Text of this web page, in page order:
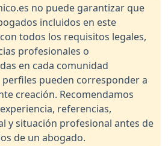
no puede garantizar que
incluidos en este
todos los requisitos legales,
profesionales o
en cada comunidad
pueden corresponder a
creación. Recomendamos
referencias,
y situación profesional antes de
de un abogado.